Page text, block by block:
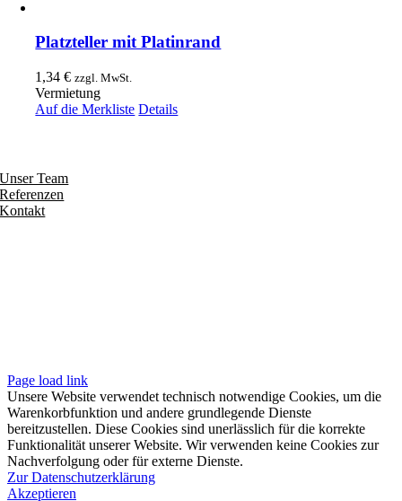
Platzteller mit Platinrand
1,34€ zzgl. MwSt.
Vermietung
Auf die Merkliste Details
Unser Team
Referenzen
Kontakt
Page load link
Unsere Website verwendet technisch notwendige Cookies, um die
Warenkorbfunktion und andere grundlegende Dienste
bereitzustellen. Diese Cookies sind unerlässlich für die korrekte
Funktionalität unserer Website. Wir verwenden keine Cookies zur
Nachverfolgung oder für externe Dienste.
Zur Datenschutzerklärung
Akzeptieren